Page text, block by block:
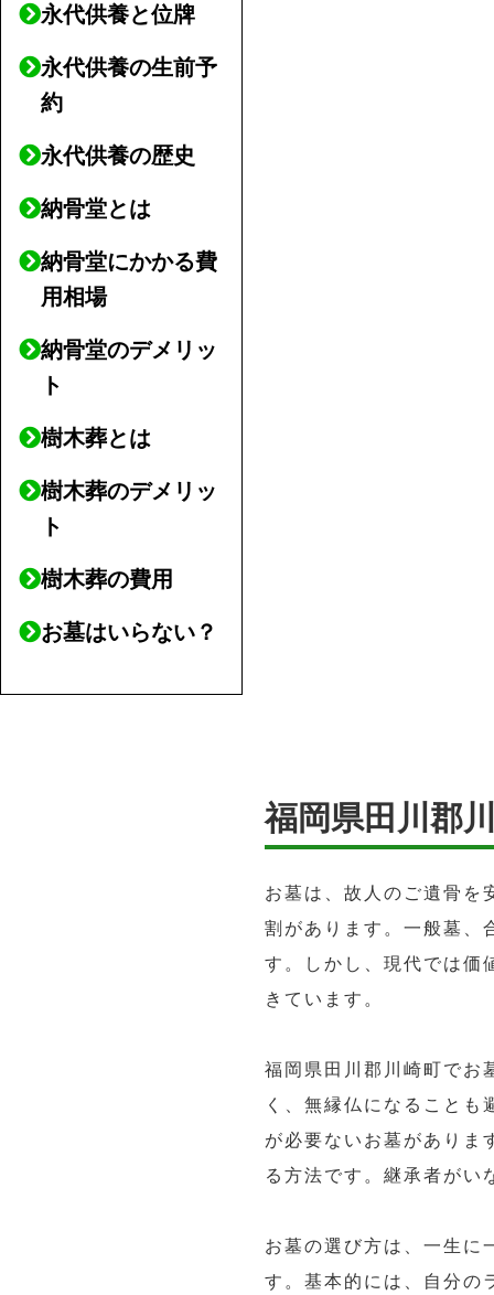
永代供養と位牌
永代供養の生前予
約
永代供養の歴史
納骨堂とは
納骨堂にかかる費
用相場
納骨堂のデメリッ
ト
樹木葬とは
樹木葬のデメリッ
ト
樹木葬の費用
お墓はいらない？
福岡県田川郡
お墓は、故人のご遺骨を
割があります。一般墓、
す。しかし、現代では価
きています。
福岡県田川郡川崎町でお
く、無縁仏になること
が必要ないお墓がありま
る方法です。継承者がい
お墓の選び方は、一生に
す。基本的には、自分の